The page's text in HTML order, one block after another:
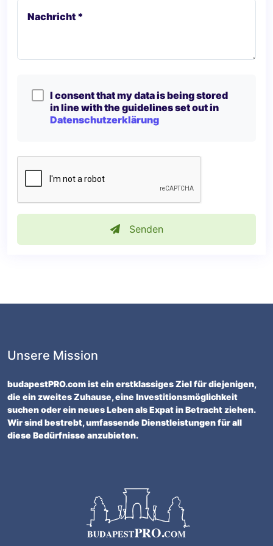
Nachricht *
I consent that my data is being stored
in line with the guidelines set out in
Datenschutzerklärung
Senden
Unsere Mission
budapestPRO.com ist ein erstklassiges Ziel für diejenigen,
die ein zweites Zuhause, eine Investitionsmöglichkeit
suchen oder ein neues Leben als Expat in Betracht ziehen.
Wir sind bestrebt, umfassende Dienstleistungen für all
diese Bedürfnisse anzubieten.